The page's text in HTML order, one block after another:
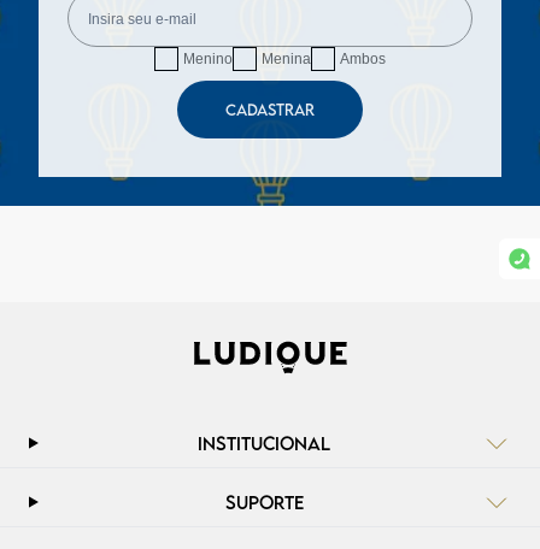
Menino Menina Ambos
CADASTRAR
INSTITUCIONAL
SUPORTE